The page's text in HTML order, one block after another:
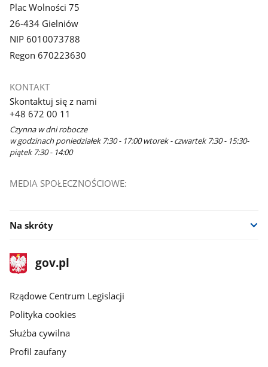
Plac Wolności 75
26-434 Gielniów
NIP 6010073788
Regon 670223630
KONTAKT
Skontaktuj się z nami
+48 672 00 11
Czynna w dni robocze
w godzinach poniedziałek 7:30 - 17:00 wtorek - czwartek 7:30 - 15:30-
piątek 7:30 - 14:00
MEDIA SPOŁECZNOŚCIOWE:
Na skróty
stopka
gov.plStrona
gov.pl
Rządowe Centrum Legislacji
Polityka cookies
Służba cywilna
Profil zaufany